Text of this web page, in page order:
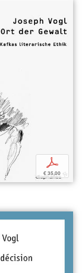
p
€ 35,00